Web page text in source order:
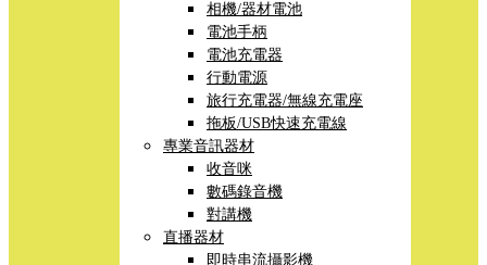
相機/器材電池
電池手柄
電池充電器
行動電源
旅行充電器/無線充電座
拖板/USB快速充電線
專業音訊器材
收音咪
數碼錄音機
對講機
直播器材
即時串流攝影機